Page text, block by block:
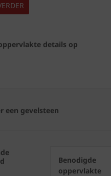
details op
een gevelsteen
Benodigde
oppervlakte